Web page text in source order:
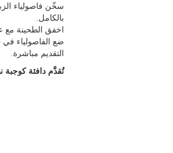
سخّن فاصولياء
بالكامل.
اخفق الطحينة مع
ضع الفاصولياء في
التقديم مباشرة.
تُقدَّم دافئة كوجبة